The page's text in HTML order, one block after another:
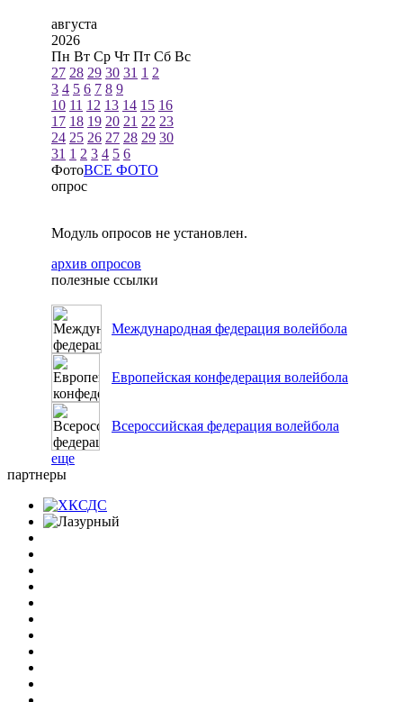
августа
2026
Пн Вт Ср Чт Пт Сб Вс
27 28 29 30 31 1 2
3 4 5 6 7 8 9
10 11 12 13 14 15 16
17 18 19 20 21 22 23
24 25 26 27 28 29 30
31 1 2 3 4 5 6
ФотоВСЕ ФОТО
опрос
Модуль опросов не установлен.
архив опросов
полезные ссылки
Международная федерация волейбола
Европейская конфедерация волейбола
Всероссийская федерация волейбола
еще
партнеры